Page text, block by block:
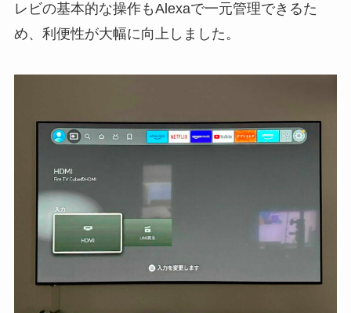
レビの基本的な操作もAlexaで一元管理できるた
め、利便性が大幅に向上しました。